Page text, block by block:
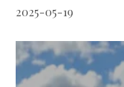
2025-05-19